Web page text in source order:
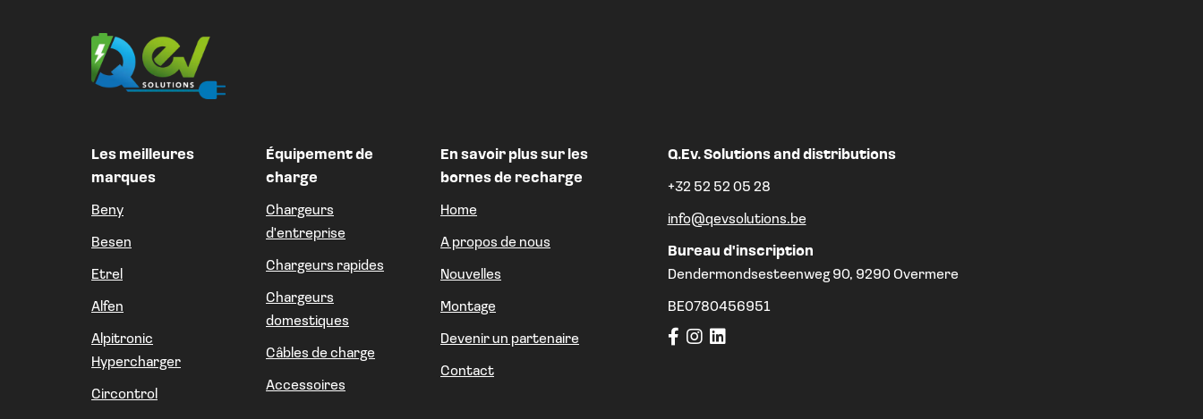
Les meilleures
marques
Beny
Besen
Etrel
Alfen
Alpitronic
Hypercharger
Circontrol
Équipement de
charge
Chargeurs
d'entreprise
Chargeurs rapides
Chargeurs
domestiques
Câbles de charge
Accessoires
En savoir plus sur les
bornes de recharge
Home
A propos de nous
Nouvelles
Montage
Devenir un partenaire
Contact
Q.Ev. Solutions and distributions
+32 52 52 05 28
info@qevsolutions.be
Bureau d'inscription
Dendermondsesteenweg 90, 9290 Overmere
BE0780456951